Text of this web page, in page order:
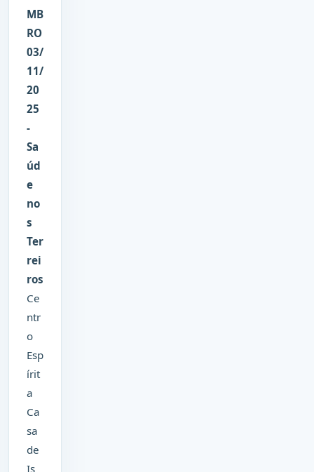
MB
RO
03/
11/
20
25
-
Sa
úd
e
no
s
Ter
rei
ros
Ce
ntr
o
Esp
írit
a
Ca
sa
de
Is